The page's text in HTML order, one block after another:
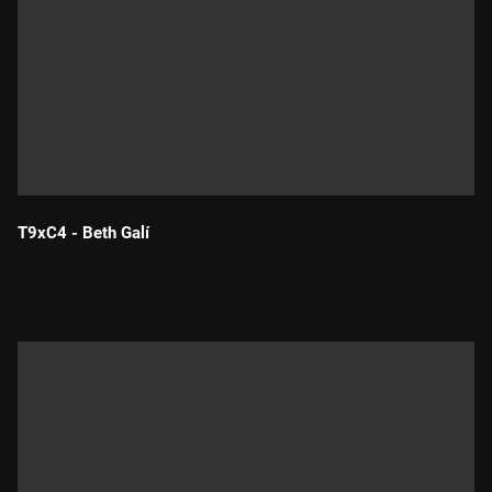
T9xC4 - Beth Galí